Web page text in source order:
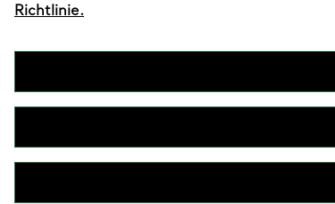
Richtlinie.